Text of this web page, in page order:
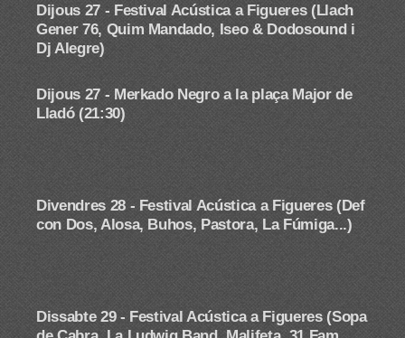
Dijous 27 - Festival Acústica a Figueres (Llach
Gener 76, Quim Mandado, Iseo & Dodosound i
Dj Alegre)
Dijous 27 - Merkado Negroa la plaça Major de
Lladó (21:30)
Divendres 28 - Festival Acústica a Figueres (Def
con Dos, Alosa, Buhos, Pastora, La Fúmiga...)
Dissabte 29 - Festival Acústica a Figueres (Sopa